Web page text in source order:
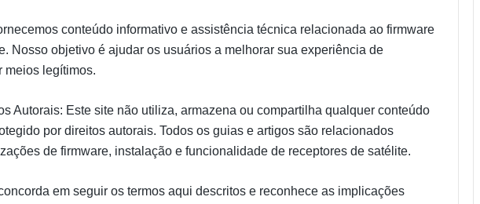
conteúdo informativo e assistência técnica relacionada ao firmware
Nosso objetivo é ajudar os usuários a melhorar sua experiência de
meios legítimos.
Autorais: Este site não utiliza, armazena ou compartilha qualquer conteúdo
por direitos autorais. Todos os guias e artigos são relacionados
de firmware, instalação e funcionalidade de receptores de satélite.
em seguir os termos aqui descritos e reconhece as implicações